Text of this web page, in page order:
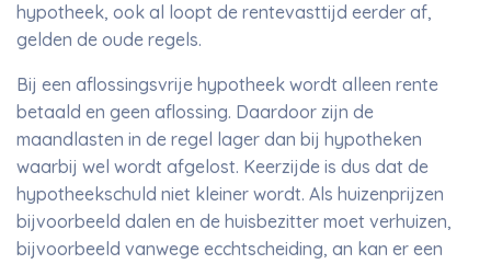
hypotheek, ook al loopt de rentevasttijd eerder af,
gelden de oude regels.
Bij een aflossingsvrije hypotheek wordt alleen rente
betaald en geen aflossing. Daardoor zijn de
maandlasten in de regel lager dan bij hypotheken
waarbij wel wordt afgelost. Keerzijde is dus dat de
hypotheekschuld niet kleiner wordt. Als huizenprijzen
bijvoorbeeld dalen en de huisbezitter moet verhuizen,
bijvoorbeeld vanwege ecchtscheiding, an kan er een